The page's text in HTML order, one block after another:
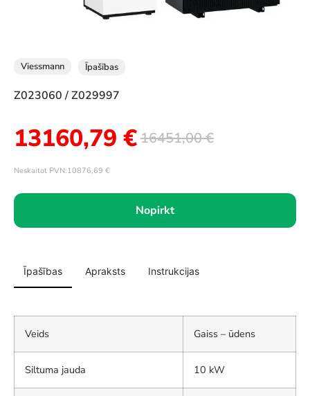
Viessmann Īpašības
Z023060 / Z029997
16451,00€
13160,79 €
Neskaitot PVN:10876,69 €
Nopirkt
Īpašības Apraksts Instrukcijas
Veids Gaiss – ūdens
Siltuma jauda 10 kW